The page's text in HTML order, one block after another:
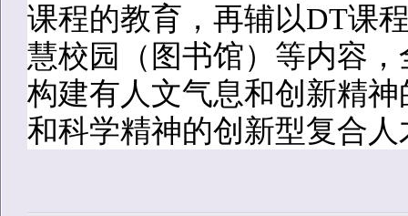
课程的教育，再辅以DT课
慧校园（图书馆）等内容
构建有人文气息和创新精
和科学精神的创新型复合人